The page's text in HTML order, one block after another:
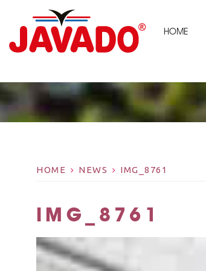
HOME
HOME NEWS IMG_8761
IMG_8761